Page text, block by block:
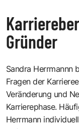
Gründer
Sandra Herrmannn
Fragen der
Veränderung und
Karrierephase.
Herrmann